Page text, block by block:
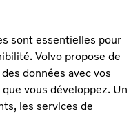
sont essentielles pour
Volvo propose de
données avec vos
vous développez. Un
les services de